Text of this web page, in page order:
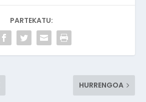
PARTEKATU:
HURRENGOA